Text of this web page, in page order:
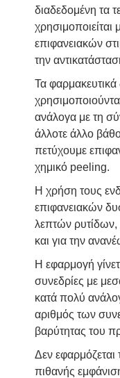
διαδεδομένη τα
επιφανειακών
την
Τα
ανάλογα με τη
άλλοτε άλλο
πετύχουμε
χημικό peeling.
Η χρήση τους
επιφανειακών
λεπτών
και για την
Η εφαρμογή
συνεδρίες με
κατά πολύ
αριθμός των
βαρύτητας του
Δεν εφαρμόζεται
πιθανής